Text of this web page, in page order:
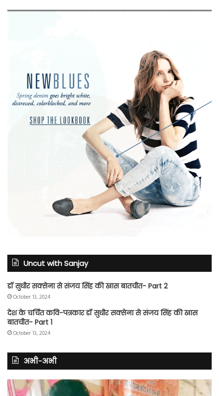
Uncut with Sanjay
डॉ सुधीर सक्सेना से संजय सिंह की खास बातचीत- Part 2
October 13, 2024
देश के चर्चित कवि-पत्रकार डॉ सुधीर सक्सेना से संजय सिंह की खास
बातचीत- Part 1
October 13, 2024
अभी-अभी